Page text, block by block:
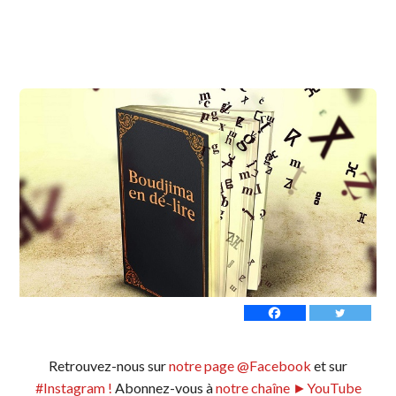
Retrouvez-nous surnotre page @Facebook et sur
#Instagram ! Abonnez-vous ànotre chaîne ►YouTube